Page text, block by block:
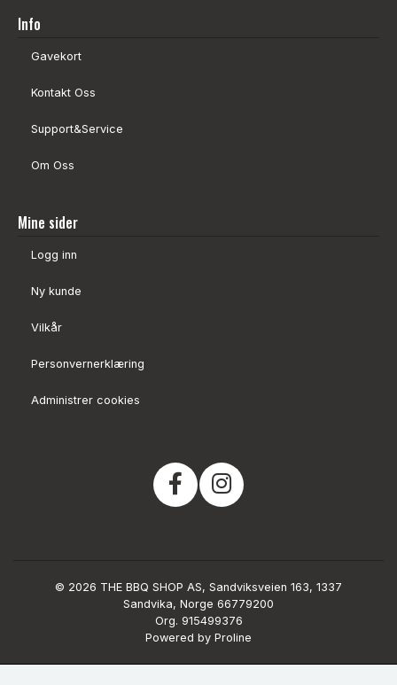
Info
Gavekort
Kontakt Oss
Support&Service
Om Oss
Mine sider
Logg inn
Ny kunde
Vilkår
Personvernerklæring
Administrer cookies
© 2026 THE BBQ SHOP AS, Sandviksveien 163, 1337
Sandvika, Norge 66779200
Org. 915499376
Powered by Proline